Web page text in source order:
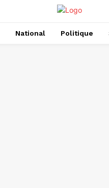
National Politique